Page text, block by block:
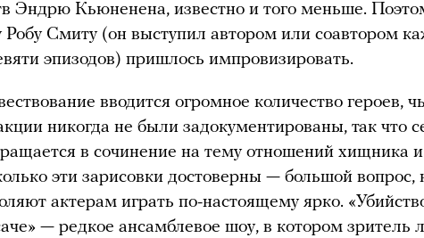
Эндрю Кьюненена, известно и того меньше.
Робу Смиту (он выступил автором или соавтором
эпизодов) пришлось импровизировать.
вводится огромное количество героев,
никогда не были задокументированы, так что
в сочинение на тему отношений хищника и
эти зарисовки достоверны — большой вопрос,
актерам играть по-настоящему ярко.
— редкое ансамблевое шоу, в котором зритель